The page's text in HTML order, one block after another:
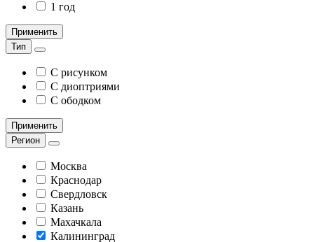
1 год
Применить
Тип
С рисунком
С диоптриями
С ободком
Применить
Регион
Москва
Краснодар
Свердловск
Казань
Махачкала
Калининград